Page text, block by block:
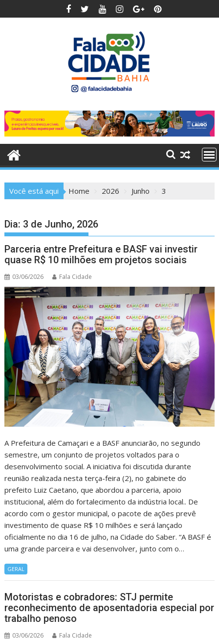
to
Você está aqui Home 2026 Junho 3
Dia: 3 de Junho, 2026
Parceria entre Prefeitura e BASF vai investir
quase R$ 10 milhões em projetos sociais
03/06/2026 Fala Cidade
A Prefeitura de Camaçari e a BASF anunciarão, no segundo
semestre, um conjunto de projetos voltados para o
desenvolvimento social. A iniciativa foi discutida durante
reunião realizada nesta terça-feira (2), no gabinete do
prefeito Luiz Caetano, que abordou a parceria, apoio
institucional, além do fortalecimento da indústria local.. De
acordo com o gestor municipal, o pacote de ações prevê
investimento de quase R$ 10 milhões e será lançado
oficialmente no dia 16 de julho, na Cidade do Saber. “A BASF é
uma grande parceira e vai desenvolver, junto com o…
GERAL
Motoristas e cobradores: STJ permite
reconhecimento de aposentadoria especial por
trabalho penoso
03/06/2026 Fala Cidade